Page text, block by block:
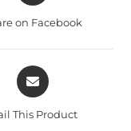
on Facebook
This Product